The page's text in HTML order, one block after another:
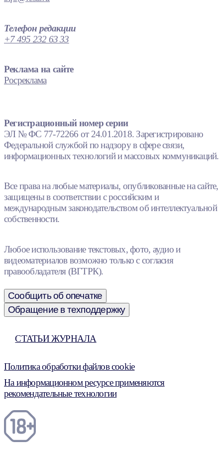
Телефон редакции
+7 495 232 63 33
Реклама на сайте
Росреклама
Регистрационный номер серии
ЭЛ № ФС 77-72266 от 24.01.2018. Зарегистрировано
Федеральной службой по надзору в сфере связи,
информационных технологий и массовых коммуникаций.
Все права на любые материалы, опубликованные на сайте,
защищены в соответствии с российским и
международным законодательством об интеллектуальной
собственности.
Любое использование текстовых, фото, аудио и
видеоматериалов возможно только с согласия
правообладателя (ВГТРК).
Сообщить об опечатке
Обращение в техподдержку
СТАТЬИ ЖУРНАЛА
Политика обработки файлов cookie
На информационном ресурсе применяются
рекомендательные технологии